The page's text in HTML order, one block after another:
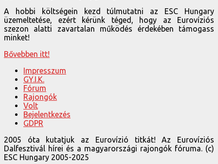
A hobbi költségein kezd túlmutatni az ESC Hungary
üzemeltetése, ezért kérünk téged, hogy az Eurovíziós
szezon alatti zavartalan működés érdekében támogass
minket!
Bővebben itt!
Impresszum
GY.I.K.
Fórum
Rajongók
Volt
Bejelentkezés
GDPR
2005 óta kutatjuk az Eurovízió titkát! Az Eurovíziós
Dalfesztivál hírei és a magyarországi rajongók fóruma. (c)
ESC Hungary 2005-2025